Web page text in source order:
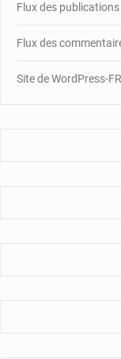
Flux des publications
Flux des
Site de WordPress-FR